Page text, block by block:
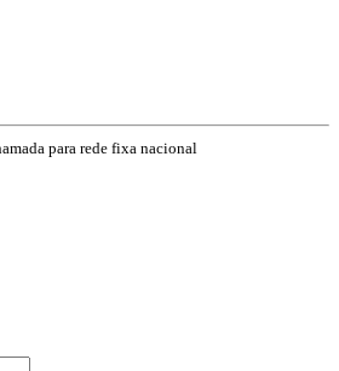
para rede fixa nacional